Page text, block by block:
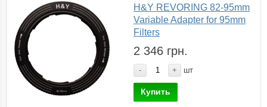
H&Y REVORING 82-95mm
Variable Adapter for 95mm
Filters
2 346 грн.
- + шт
Купить